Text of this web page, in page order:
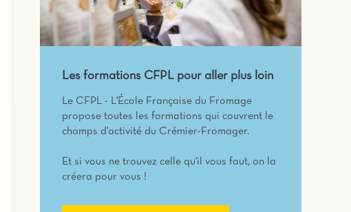
Les formations CFPL pour aller plus loin
Le CFPL - L'École Française du Fromage
propose toutes les formations qui couvrent le
champs d'activité du Crémier-Fromager.
Et si vous ne trouvez celle qu'il vous faut, on la
créera pour vous !